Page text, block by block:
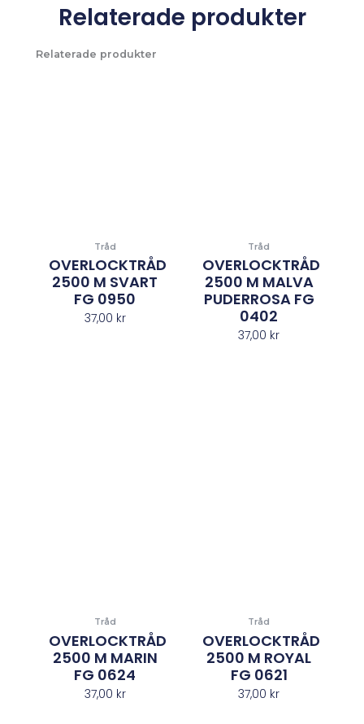
Relaterade produkter
Relaterade produkter
Tråd
OVERLOCKTRÅD
2500 M SVART
FG 0950
37,00 kr
Tråd
OVERLOCKTRÅD
2500 M MALVA
PUDERROSA FG
0402
37,00 kr
Tråd
OVERLOCKTRÅD
2500 M MARIN
FG 0624
37,00 kr
Tråd
OVERLOCKTRÅD
2500 M ROYAL
FG 0621
37,00 kr